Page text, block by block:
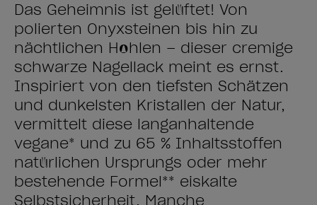
Das Geheimnis ist gelüftet! Von
polierten Onyxsteinen bis hin zu
nächtlichen Höhlen – dieser cremige
schwarze Nagellack meint es ernst.
Inspiriert von den tiefsten Schätzen
und dunkelsten Kristallen der Natur,
vermittelt diese langanhaltende
vegane* und zu ​65 % Inhaltsstoffen
natürlichen Ursprungs oder mehr
bestehende Formel** eiskalte
Selbstsicherheit. Manche